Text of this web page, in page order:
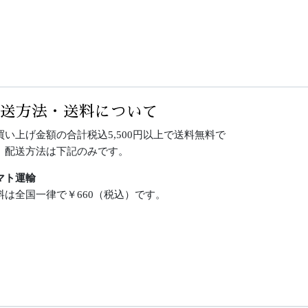
方法・送料について
い上げ金額の合計税込5,500円以上で送料無料で
配送方法は下記のみです。
ト運輸
は全国一律で￥660（税込）です。